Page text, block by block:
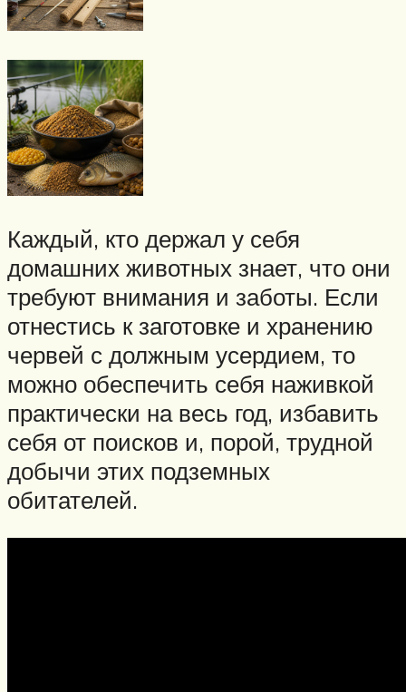
Каждый, кто держал у себя
домашних животных знает, что они
требуют внимания и заботы. Если
отнестись к заготовке и хранению
червей с должным усердием, то
можно обеспечить себя наживкой
практически на весь год, избавить
себя от поисков и, порой, трудной
добычи этих подземных
обитателей.